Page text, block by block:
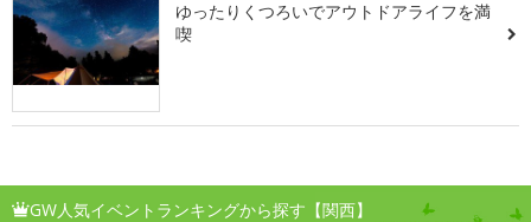
ゆったりくつろいでアウトドアライフを満
喫
GW人気イベントランキングから探す【関西】